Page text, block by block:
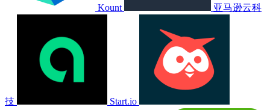
Kount 亚马逊云科
技 Start.io